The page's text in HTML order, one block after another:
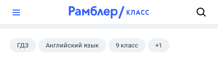
ГДЗ Английский язык 9 класс +1